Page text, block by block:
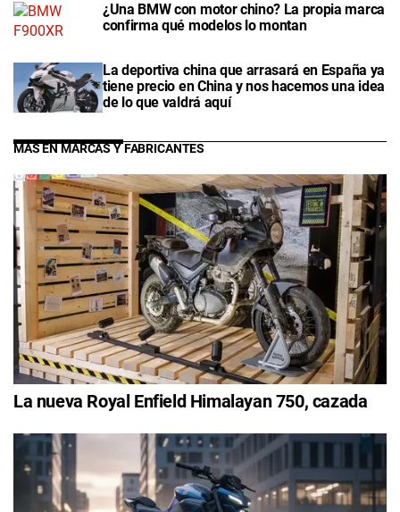
¿Una BMW con motor chino? La propia marca
confirma qué modelos lo montan
La deportiva china que arrasará en España ya
tiene precio en China y nos hacemos una idea
de lo que valdrá aquí
MÁS EN MARCAS Y FABRICANTES
La nueva Royal Enfield Himalayan 750, cazada